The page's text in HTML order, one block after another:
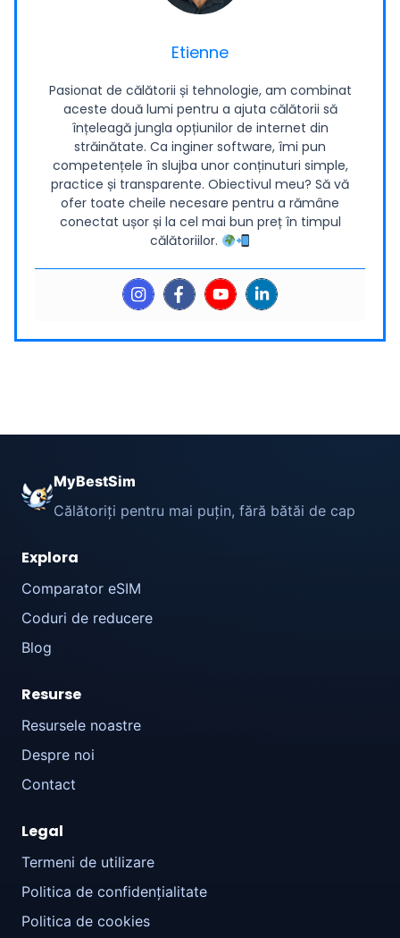
Etienne
Pasionat de călătorii și tehnologie, am combinat
aceste două lumi pentru a ajuta călătorii să
înțeleagă jungla opțiunilor de internet din
străinătate. Ca inginer software, îmi pun
competențele în slujba unor conținuturi simple,
practice și transparente. Obiectivul meu? Să vă
ofer toate cheile necesare pentru a rămâne
conectat ușor și la cel mai bun preț în timpul
călătoriilor.
MyBestSim
Călătoriți pentru mai puțin, fără bătăi de cap
Explora
Comparator eSIM
Coduri de reducere
Blog
Resurse
Resursele noastre
Despre noi
Contact
Legal
Termeni de utilizare
Politica de confidențialitate
Politica de cookies